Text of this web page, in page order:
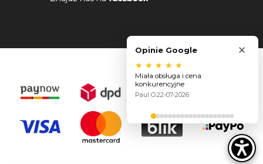
Opinie Google ×
★ ★ ★ ★ ★
Miała obsługa i cena
konkurencyjne
Paul O.22-07-2026